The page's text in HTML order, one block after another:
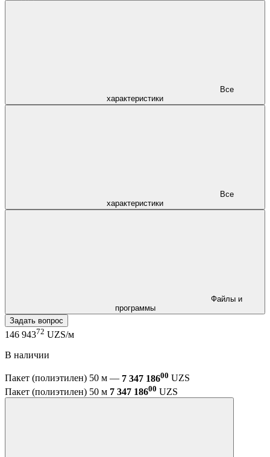
характеристики
характеристики
программы
Задать вопрос
146 94372 UZS/м
В наличии
Пакет (полиэтилен) 50 м — 7 347 18600 UZS
Пакет (полиэтилен) 50 м 7 347 18600 UZS